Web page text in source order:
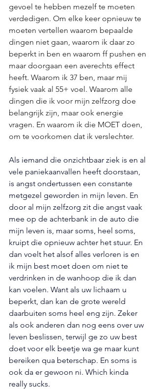
gevoel te hebben mezelf te moeten
verdedigen. Om elke keer opnieuw te
moeten vertellen waarom bepaalde
dingen niet gaan, waarom ik daar zo
beperkt in ben en waarom ff pushen en
maar doorgaan een averechts effect
heeft. Waarom ik 37 ben, maar mij
fysiek vaak al 55+ voel. Waarom alle
dingen die ik voor mijn zelfzorg doe
belangrijk zijn, maar ook energie
vragen. En waarom ik die MOET doen,
om te voorkomen dat ik verslechter.
Als iemand die onzichtbaar ziek is en al
vele paniekaanvallen heeft doorstaan,
is angst ondertussen een constante
metgezel geworden in mijn leven. En
door al mijn zelfzorg zit die angst vaak
mee op de achterbank in de auto die
mijn leven is, maar soms, heel soms,
kruipt die opnieuw achter het stuur. En
dan voelt het alsof alles verloren is en
ik mijn best moet doen om niet te
verdrinken in de wanhoop die ik dan
kan voelen. Want als uw lichaam u
beperkt, dan kan de grote wereld
daarbuiten soms heel eng zijn. Zeker
als ook anderen dan nog eens over uw
leven beslissen, terwijl ge zo uw best
doet voor elk beetje wa ge maar kunt
bereiken qua beterschap. En soms is
ook da er gewoon ni. Which kinda
really sucks.